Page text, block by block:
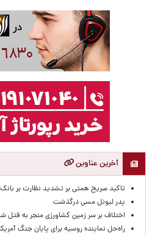
آخرین عناوین
تاکید صریح همتی بر تشدید نظارت بر
پدر لیونل مسی درگذشت
اختلاف بر سر زمین کشاورزی منجر به قتل
راه‌حل نماینده روسیه برای پایان جنگ